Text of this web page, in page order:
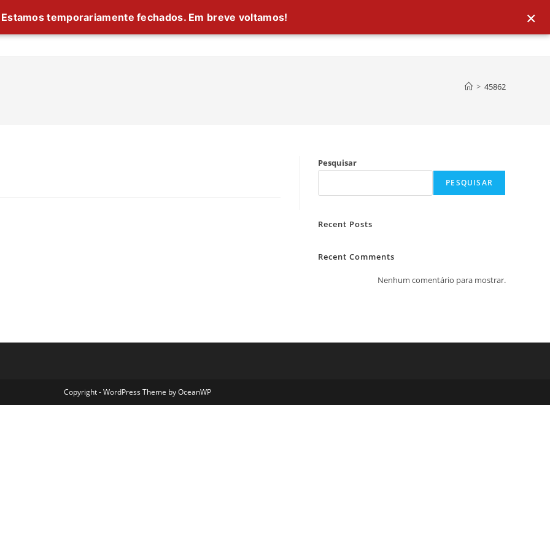
> 45862
Pesquisar
PESQUISAR
Recent Posts
Recent Comments
Nenhum comentário para mostrar.
Copyright - WordPress Theme by OceanWP
×
Estamos temporariamente fechados. Em breve voltamos!